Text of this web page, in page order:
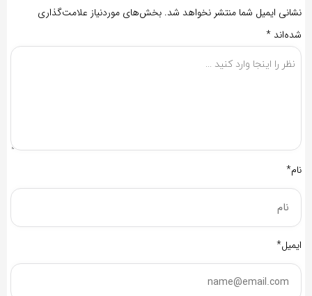
نشانی ایمیل شما منتشر نخواهد شد. بخش‌های موردنیاز علامت‌گذاری
شده‌اند *
نام*
ایمیل*